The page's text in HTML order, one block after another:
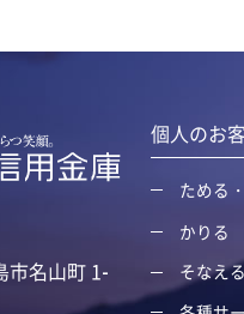
市名山町 1-
個人のお
ためる
かりる
そなえ